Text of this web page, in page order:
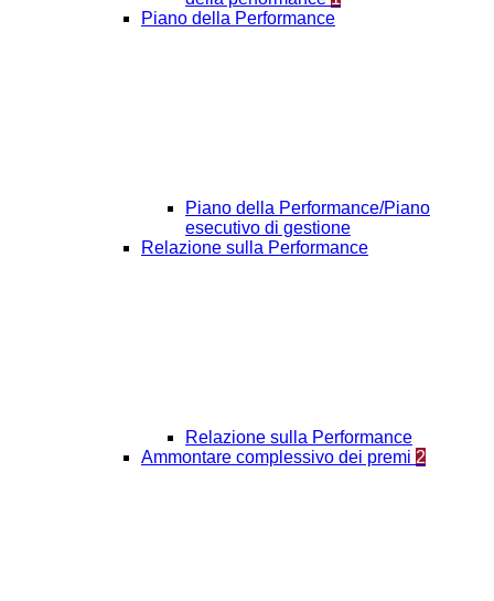
Piano della Performance
Piano della Performance/Piano
esecutivo di gestione
Relazione sulla Performance
Relazione sulla Performance
Ammontare complessivo dei premi 2